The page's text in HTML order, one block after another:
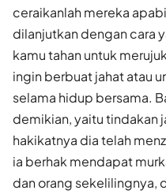
ceraikanlah mereka
dilanjutkan dengan cara
kamu tahan untuk
ingin berbuat jahat atau
selama hidup bersama.
demikian, yaitu tindakan
hakikatnya dia telah
ia berhak mendapat
dan orang sekelilingnya,